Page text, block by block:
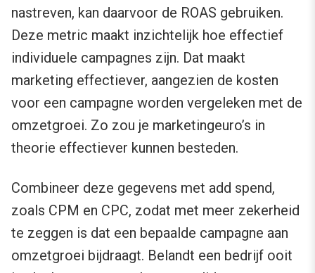
nastreven, kan daarvoor de ROAS gebruiken.
Deze metric maakt inzichtelijk hoe effectief
individuele campagnes zijn. Dat maakt
marketing effectiever, aangezien de kosten
voor een campagne worden vergeleken met de
omzetgroei. Zo zou je marketingeuro’s in
theorie effectiever kunnen besteden.
Combineer deze gegevens met add spend,
zoals CPM en CPC, zodat met meer zekerheid
te zeggen is dat een bepaalde campagne aan
omzetgroei bijdraagt. Belandt een bedrijf ooit